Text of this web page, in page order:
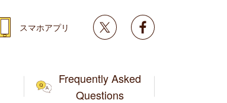
Frequently Asked
Questions
スマホアプリ Twitter